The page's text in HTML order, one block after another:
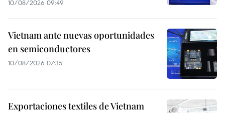
10/08/2026 09:49
Vietnam ante nuevas oportunidades
en semiconductores
10/08/2026 07:35
Exportaciones textiles de Vietnam